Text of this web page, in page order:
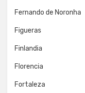
Fernando de Noronha
Figueras
Finlandia
Florencia
Fortaleza